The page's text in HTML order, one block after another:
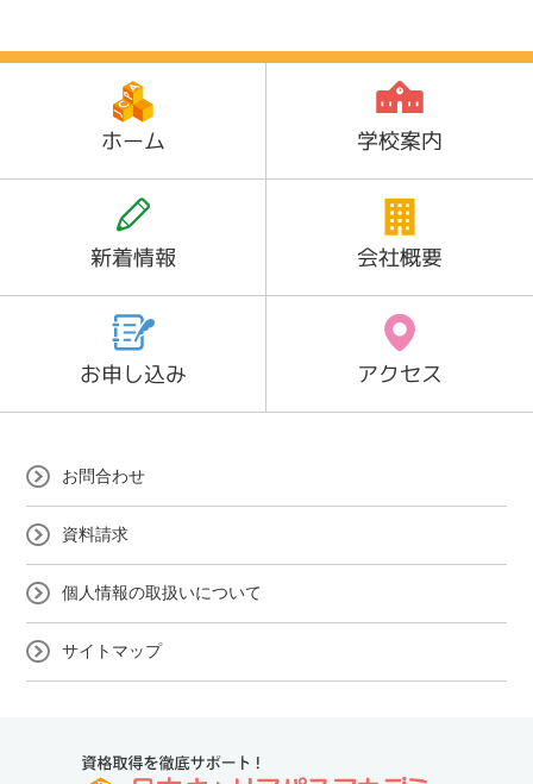
ホーム 学校案内
新着情報 会社概要
お申し込み アクセス
お問合わせ
資料請求
個人情報の取扱いについて
サイトマップ